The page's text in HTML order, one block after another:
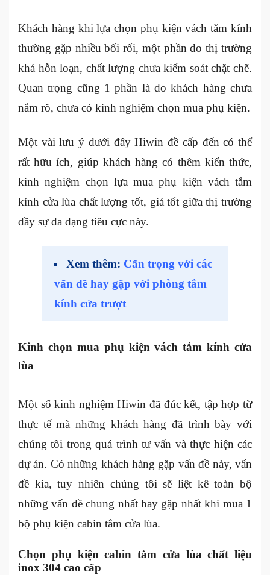
Khách hàng khi lựa chọn phụ kiện vách tắm kính
thường gặp nhiều bối rối, một phần do thị trường
khá hỗn loạn, chất lượng chưa kiểm soát chặt chẽ.
Quan trọng cũng 1 phần là do khách hàng chưa
nắm rõ, chưa có kinh nghiệm chọn mua phụ kiện.
Một vài lưu ý dưới đây Hiwin đề cấp đến có thể
rất hữu ích, giúp khách hàng có thêm kiến thức,
kinh nghiệm chọn lựa mua phụ kiện vách tắm
kính cửa lùa chất lượng tốt, giá tốt giữa thị trường
đầy sự đa dạng tiêu cực này.
Xem thêm: Cẩn trọng với các
vấn đề hay gặp với phòng tắm
kính cửa trượt
Kinh chọn mua phụ kiện vách tắm kính cửa
lùa
Một số kinh nghiệm Hiwin đã đúc kết, tập hợp từ
thực tế mà những khách hàng đã trình bày với
chúng tôi trong quá trình tư vấn và thực hiện các
dự án. Có những khách hàng gặp vấn đề này, vấn
đề kia, tuy nhiên chúng tôi sẽ liệt kê toàn bộ
những vấn đề chung nhất hay gặp nhất khi mua 1
bộ phụ kiện cabin tắm cửa lùa.
Chọn phụ kiện cabin tắm cửa lùa chất liệu
inox 304 cao cấp